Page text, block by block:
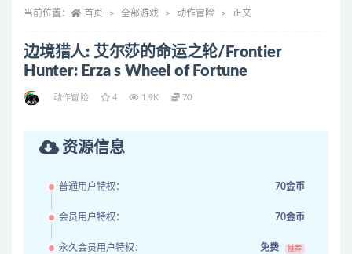
当前位置： 首页 全部游戏 动作冒险 正文
边境猎人: 艾尔莎的命运之轮/Frontier
Hunter: Erza s Wheel of Fortune
动作冒险 4 1.9K 70
资源信息
普通用户特权： 70金币
会员用户特权： 70金币
永久会员用户特权： 免费 推荐